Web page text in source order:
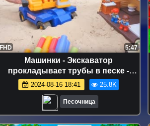
FHD 5:47
Машинки - Экскаватор
прокладывает трубы в песке -
Песочница
2024-08-16 18:41 25.8K
Песочница